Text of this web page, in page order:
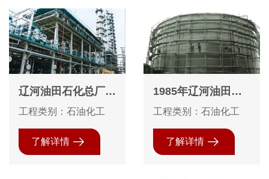
辽河油田石化总厂西
蒸馏装置防腐保温及
工程类别：石油化工
了解详情
1985年辽河油田茨
榆坨采油厂5000m3
工程类别：石油化工
了解详情